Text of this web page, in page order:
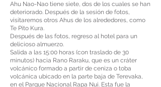
Ahu Nao-Nao tiene siete, dos de los cuales se han
deteriorado. Después de la sesión de fotos,
visitaremos otros Ahus de los alrededores, como
Te Pito Kura.
Después de las fotos, regreso al hotel para un
delicioso almuerzo.
Salida a las 15:00 horas (con traslado de 30
minutos) hacia Rano Raraku, que es un cráter
volcánico formado a partir de ceniza o toba
volcánica ubicado en la parte baja de Terevaka,
en el Parque Nacional Rapa Nui. Esta fue la